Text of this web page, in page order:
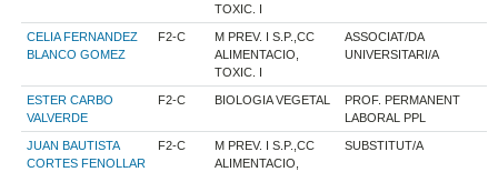
TOXIC. I
CELIA FERNANDEZ
BLANCO GOMEZ
F2-C
M PREV. I S.P.,CC
ALIMENTACIO,
TOXIC. I
ASSOCIAT/DA
UNIVERSITARI/A
ESTER CARBO
VALVERDE
F2-C BIOLOGIA VEGETAL
PROF. PERMANENT
LABORAL PPL
JUAN BAUTISTA
CORTES FENOLLAR
F2-C
M PREV. I S.P.,CC
ALIMENTACIO,
SUBSTITUT/A